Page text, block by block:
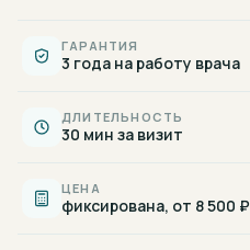
ГАРАНТИЯ
3 года на работу врача
ДЛИТЕЛЬНОСТЬ
30 мин за визит
ЦЕНА
фиксирована, от 8 500 ₽